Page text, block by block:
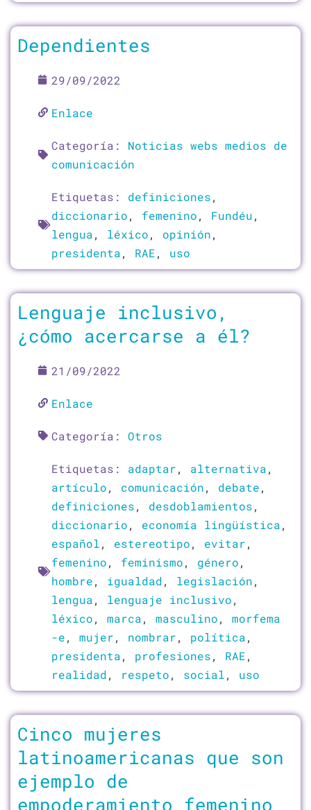
Dependientes
29/09/2022
Enlace
Categoría: Noticias webs medios de
comunicación
Etiquetas: definiciones,
diccionario, femenino, Fundéu,
lengua, léxico, opinión,
presidenta, RAE, uso
Lenguaje inclusivo,
¿cómo acercarse a él?
21/09/2022
Enlace
Categoría: Otros
Etiquetas: adaptar, alternativa,
artículo, comunicación, debate,
definiciones, desdoblamientos,
diccionario, economía lingüística,
español, estereotipo, evitar,
femenino, feminismo, género,
hombre, igualdad, legislación,
lengua, lenguaje inclusivo,
léxico, marca, masculino, morfema
-e, mujer, nombrar, política,
presidenta, profesiones, RAE,
realidad, respeto, social, uso
Cinco mujeres
latinoamericanas que son
ejemplo de
empoderamiento femenino